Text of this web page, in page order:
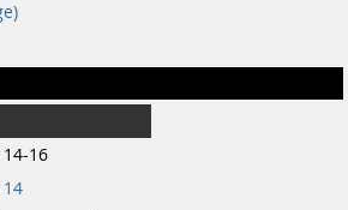
16
14